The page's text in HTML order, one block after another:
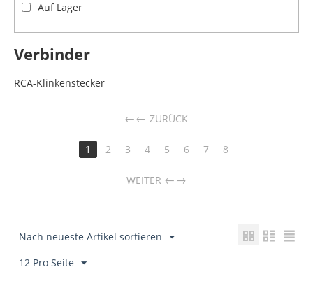
Auf Lager
Verbinder
RCA-Klinkenstecker
← ZURÜCK
1 2 3 4 5 6 7 8
WEITER →
Nach neueste Artikel sortieren
12 Pro Seite